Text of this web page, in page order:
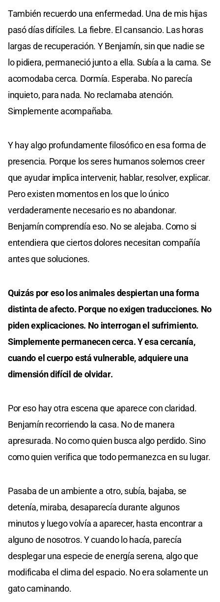
También recuerdo una enfermedad. Una de mis hijas
pasó días difíciles. La fiebre. El cansancio. Las horas
largas de recuperación. Y Benjamín, sin que nadie se
lo pidiera, permaneció junto a ella. Subía a la cama. Se
acomodaba cerca. Dormía. Esperaba. No parecía
inquieto, para nada. No reclamaba atención.
Simplemente acompañaba.
Y hay algo profundamente filosófico en esa forma de
presencia. Porque los seres humanos solemos creer
que ayudar implica intervenir, hablar, resolver, explicar.
Pero existen momentos en los que lo único
verdaderamente necesario es no abandonar.
Benjamín comprendía eso. No se alejaba. Como si
entendiera que ciertos dolores necesitan compañía
antes que soluciones.
Quizás por eso los animales despiertan una forma
distinta de afecto. Porque no exigen traducciones. No
piden explicaciones. No interrogan el sufrimiento.
Simplemente permanecen cerca. Y esa cercanía,
cuando el cuerpo está vulnerable, adquiere una
dimensión difícil de olvidar.
Por eso hay otra escena que aparece con claridad.
Benjamín recorriendo la casa. No de manera
apresurada. No como quien busca algo perdido. Sino
como quien verifica que todo permanezca en su lugar.
Pasaba de un ambiente a otro, subía, bajaba, se
detenía, miraba, desaparecía durante algunos
minutos y luego volvía a aparecer, hasta encontrar a
alguno de nosotros. Y cuando lo hacía, parecía
desplegar una especie de energía serena, algo que
modificaba el clima del espacio. No era solamente un
gato caminando.